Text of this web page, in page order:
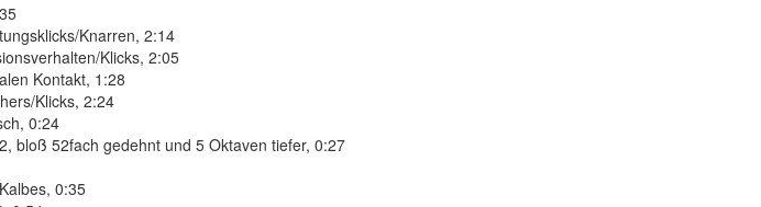
Knarren, 2:14
Klicks, 2:05
Kontakt, 1:28
Klicks, 2:24
0:24
bloß 52fach gedehnt und 5 Oktaven tiefer, 0:27
0:35